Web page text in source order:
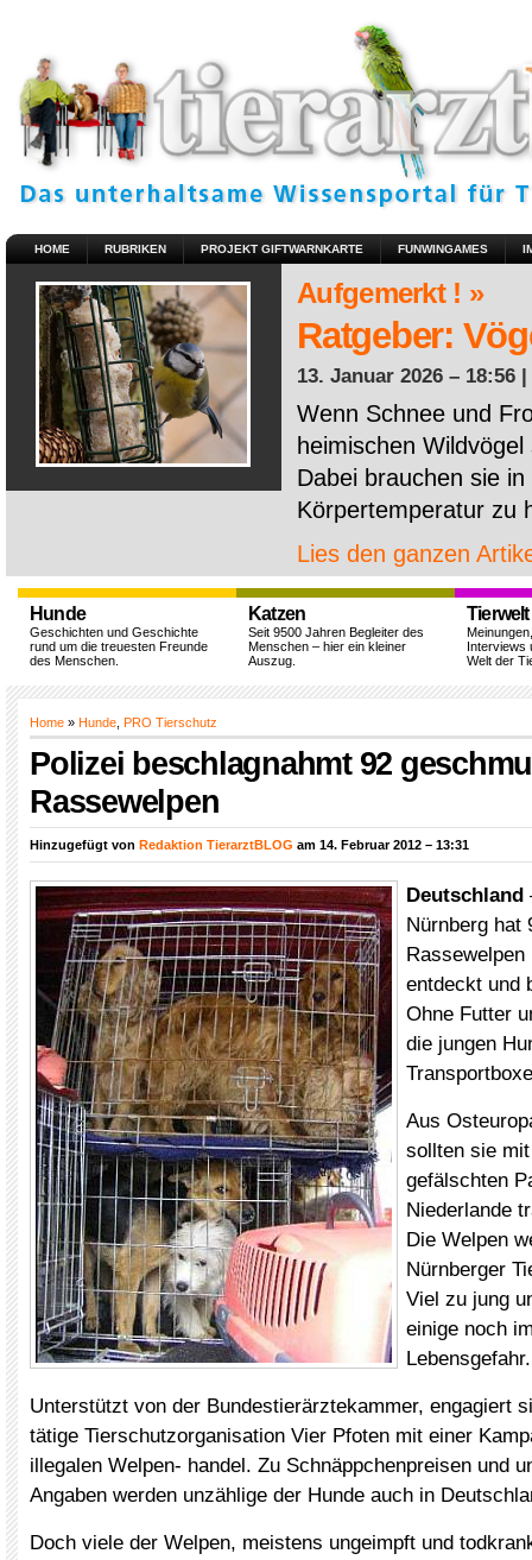
HOME RUBRIKEN PROJEKT GIFTWARNKARTE FUNWINGAMES
Aufgemerkt ! »
Ratgeber:
13. Januar 2026 – 18:56 |
Wenn Schnee und
heimischen
Dabei brauchen sie
Körpertemperatur zu
Lies den ganzen
Hunde
Geschichten und Geschichte
rund um die treuesten Freunde
des Menschen.
Katzen
Seit 9500 Jahren Begleiter des
Menschen – hier ein kleiner
Auszug.
Tierwelt
Interviews
Welt der
Home » Hunde PRO Tierschutz
Polizei beschlagnahmt 92
Rassewelpen
Hinzugefügt von Redaktion TierarztBLOG am 14. Februar 2012 – 13:31
Deutschland
Nürnberg hat
Rassewelpen
entdeckt und
Ohne Futter
die jungen
Aus
sollten sie
gefälschten
Niederlande
Die Welpen
Nürnberger
Viel zu jung
einige noch
Lebensgefahr.
Unterstützt von der Bundestierärztekammer, engagiert
tätige Tierschutzorganisation Vier Pfoten mit einer
illegalen Welpen- handel. Zu Schnäppchenpreisen und
Angaben werden unzählige der Hunde auch in
Doch viele der Welpen, meistens ungeimpft und